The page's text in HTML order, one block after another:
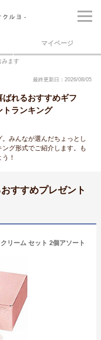
マイページ
みます
最終更新日：2026/08/05
れるおすすめギフ
トランキング
みんなが選んだちょっとし
グ形式でご紹介します。も
！
すすめプレゼント
リーム セット 2個アソート